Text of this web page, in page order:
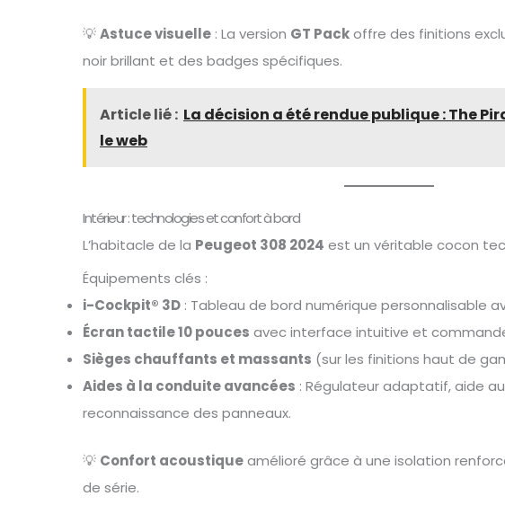
💡Astuce visuelle : La version GT Packoffre des finitions
noir brillant et des badges spécifiques.
Article lié : La décision a été rendue publique : The
le web
Intérieur : technologies et confort à bord
L’habitacle de la Peugeot 308 2024 est un véritable cocon
Équipements clés :
i-Cockpit® 3D : Tableau de bord numérique personnalisable
Écran tactile 10 pouces avec interface intuitive et
Sièges chauffants et massants (sur les finitions haut de
Aides à la conduite avancées : Régulateur adaptatif, aide
reconnaissance des panneaux.
💡 Confort acoustiqueamélioré grâce à une isolation
de série.